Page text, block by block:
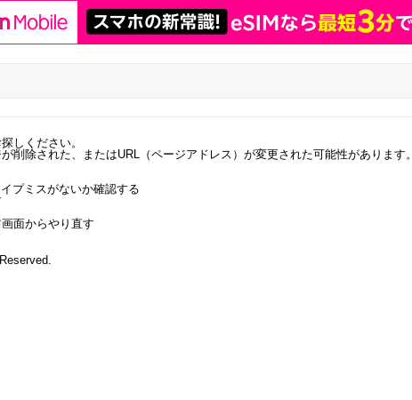
しください。
削除された、またはURL（ページアドレス）が変更された可能性があります。
プミスがないか確認する
面からやり直す